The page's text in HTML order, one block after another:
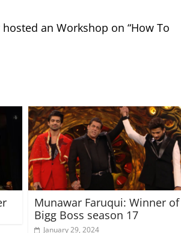
an Workshop on “How To
Munawar Faruqui: Winner of
Bigg Boss season 17
January 29, 2024